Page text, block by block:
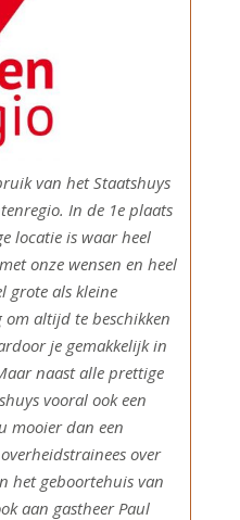
van het Staatshuys
In de 1e plaats
locatie is waar heel
onze wensen en heel
grote als kleine
om altijd te beschikken
je gemakkelijk in
naast alle prettige
vooral ook een
mooier dan een
over
het geboortehuis van
aan gastheer Paul